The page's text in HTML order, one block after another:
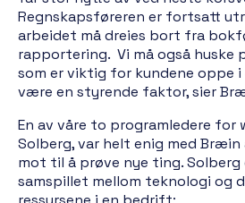
Regnskapsføreren er fortsatt
arbeidet må dreies bort fra
rapportering. Vi må også huske
som er viktig for kundene oppe
være en styrende faktor, sier
En av våre to programledere for
Solberg, var helt enig med Bræin
mot til å prøve nye ting.
samspillet mellom teknologi og